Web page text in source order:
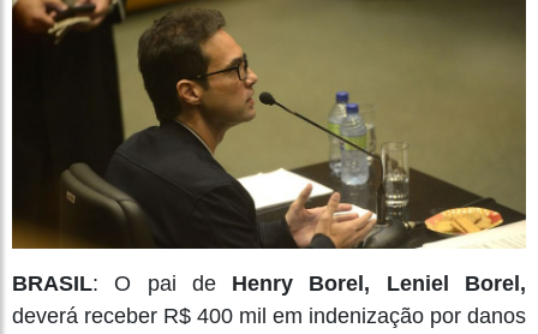
BRASIL: O pai de Henry Borel, Leniel Borel,
deverá receber R$ 400 mil em indenização por danos